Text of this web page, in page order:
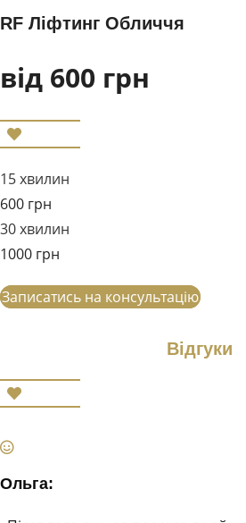
RF Ліфтинг Обличчя
від 600 грн
15 хвилин
600 грн
30 хвилин
1000 грн
Записатись на консультацію
Відгуки
Ольга: